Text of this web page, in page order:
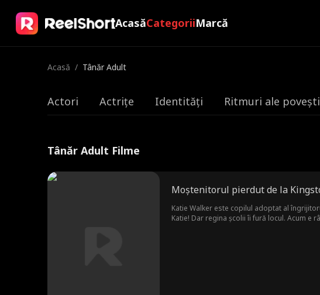
AcasăCategoriiMarcă
Acasă / Tânăr Adult
Actori Actrițe Identități Ritmuri ale
Tânăr Adult Filme
Moștenitorul pierdut de la
Katie Walker este copilul adoptat al
Katie! Dar regina școlii îi fură locul. Acum e